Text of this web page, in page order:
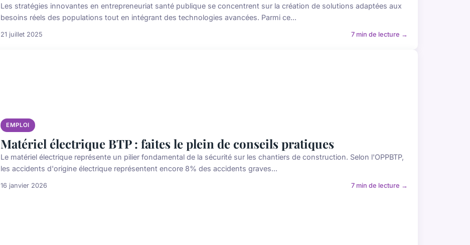
Les stratégies innovantes en entrepreneuriat santé publique se concentrent sur la création de solutions adaptées aux
besoins réels des populations tout en intégrant des technologies avancées. Parmi ce...
21 juillet 2025 7 min de lecture →
EMPLOI
Matériel électrique BTP : faites le plein de conseils pratiques
Le matériel électrique représente un pilier fondamental de la sécurité sur les chantiers de construction. Selon l'OPPBTP,
les accidents d'origine électrique représentent encore 8% des accidents graves...
16 janvier 2026 7 min de lecture →